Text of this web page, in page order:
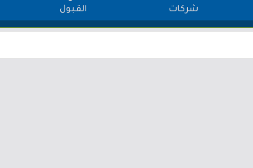
شركات
القبول